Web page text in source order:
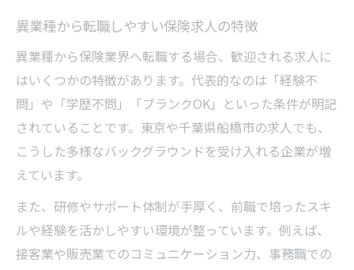
異業種から転職しやすい保険求人の特徴
異業種から保険業界へ転職する場合、歓迎される求人に
はいくつかの特徴があります。代表的なのは「経験不
問」や「学歴不問」「ブランクOK」といった条件が明記
されていることです。東京や千葉県船橋市の求人でも、
こうした多様なバックグラウンドを受け入れる企業が増
えています。
また、研修やサポート体制が手厚く、前職で培ったスキ
ルや経験を活かしやすい環境が整っています。例えば、
接客業や販売業でのコミュニケーション力、事務職での